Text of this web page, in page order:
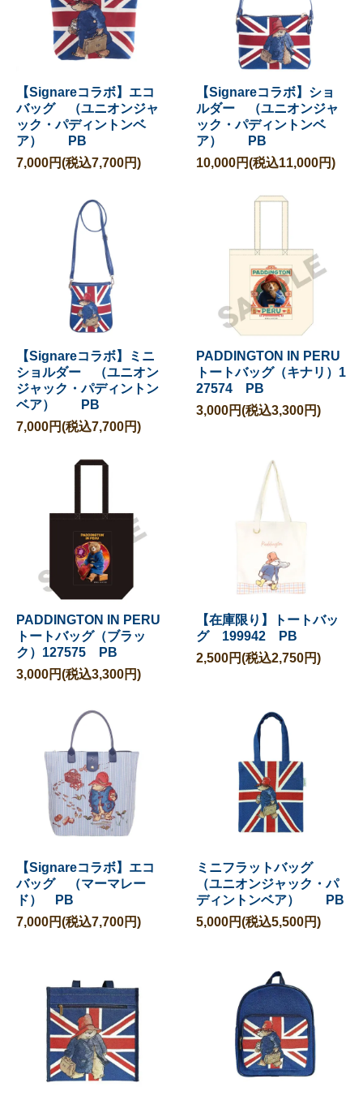
【Signareコラボ】エコ
バッグ （ユニオンジャ
ック・パディントンベ
ア） PB
7,000円(税込7,700円)
【Signareコラボ】ショ
ルダー （ユニオンジャ
ック・パディントンベ
ア） PB
10,000円(税込11,000円)
【Signareコラボ】ミニ
ショルダー （ユニオン
ジャック・パディントン
ベア） PB
7,000円(税込7,700円)
PADDINGTON IN PERU
トートバッグ（キナリ）1
27574 PB
3,000円(税込3,300円)
PADDINGTON IN PERU
トートバッグ（ブラッ
ク）127575 PB
3,000円(税込3,300円)
【在庫限り】トートバッ
グ 199942 PB
2,500円(税込2,750円)
【Signareコラボ】エコ
バッグ （マーマレー
ド） PB
7,000円(税込7,700円)
ミニフラットバッグ
（ユニオンジャック・パ
ディントンベア） PB
5,000円(税込5,500円)